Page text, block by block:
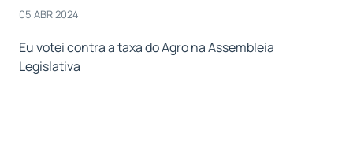
05 ABR 2024
Eu votei contra a taxa do Agro na Assembleia
Legislativa